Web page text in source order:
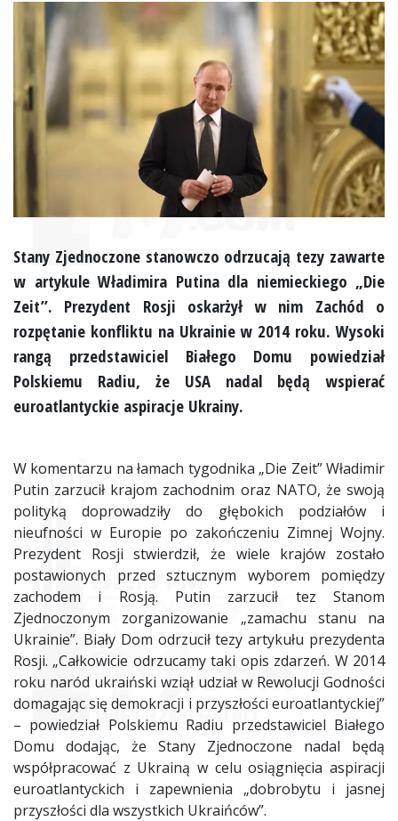
Stany Zjednoczone stanowczo odrzucają tezy zawarte
w artykule Władimira Putina dla niemieckiego „Die
Zeit”. Prezydent Rosji oskarżył w nim Zachód o
rozpętanie konfliktu na Ukrainie w 2014 roku. Wysoki
rangą przedstawiciel Białego Domu powiedział
Polskiemu Radiu, że USA nadal będą wspierać
euroatlantyckie aspiracje Ukrainy.
W komentarzu na łamach tygodnika „Die Zeit” Władimir
Putin zarzucił krajom zachodnim oraz NATO, że swoją
polityką doprowadziły do głębokich podziałów i
nieufności w Europie po zakończeniu Zimnej Wojny.
Prezydent Rosji stwierdził, że wiele krajów zostało
postawionych przed sztucznym wyborem pomiędzy
zachodem i Rosją. Putin zarzucił tez Stanom
Zjednoczonym zorganizowanie „zamachu stanu na
Ukrainie”. Biały Dom odrzucił tezy artykułu prezydenta
Rosji. „Całkowicie odrzucamy taki opis zdarzeń. W 2014
roku naród ukraiński wziął udział w Rewolucji Godności
domagając się demokracji i przyszłości euroatlantyckiej”
– powiedział Polskiemu Radiu przedstawiciel Białego
Domu dodając, że Stany Zjednoczone nadal będą
współpracować z Ukrainą w celu osiągnięcia aspiracji
euroatlantyckich i zapewnienia „dobrobytu i jasnej
przyszłości dla wszystkich Ukraińców”.